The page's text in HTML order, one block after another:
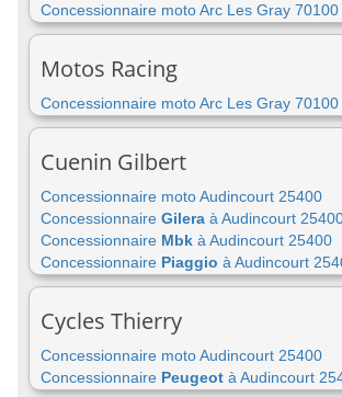
Concessionnaire moto Arc Les Gray 70100
Motos Racing
Concessionnaire moto Arc Les Gray 70100
Cuenin Gilbert
Concessionnaire moto Audincourt 25400
Concessionnaire Gilera à Audincourt
Concessionnaire Mbk à Audincourt 25400
Concessionnaire Piaggio à Audincourt
Cycles Thierry
Concessionnaire moto Audincourt 25400
Concessionnaire Peugeot à Audincourt